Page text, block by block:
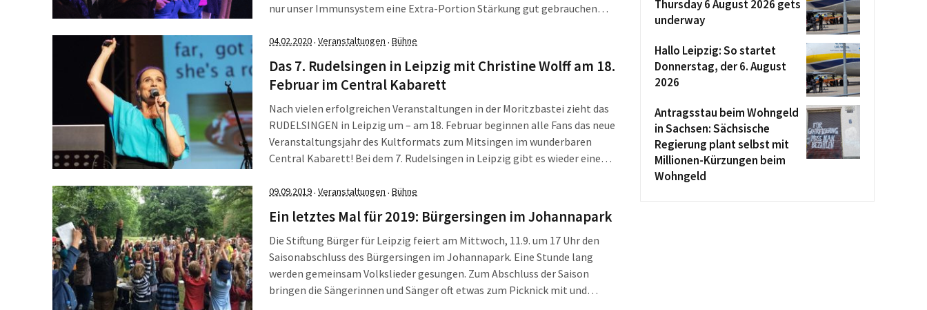
nur unser Immunsystem eine Extra-Portion Stärkung gut gebrauchen
Antriebskraft und Motivation im Alltag.
04.02.2020· Veranstaltungen · Bühne
Das 7. Rudelsingen in Leipzig mit Christine Wolff am 18.
Februar im Central Kabarett
Nach vielen erfolgreichen Veranstaltungen in der Moritzbastei zieht das
RUDELSINGEN in Leipzig um – am 18. Februar beginnen alle Fans das neue
Veranstaltungsjahr des Kultformats zum Mitsingen im wunderbaren
Central Kabarett! Bei dem 7. Rudelsingen in Leipzig gibt es wieder eine
alle Rudelsängerinnen und Rudelsänger ganz herzlich eingeladen.
09.09.2019· Veranstaltungen · Bühne
Ein letztes Mal für 2019: Bürgersingen im Johannapark
Die Stiftung Bürger für Leipzig feiert am Mittwoch, 11.9. um 17 Uhr den
Saisonabschluss des Bürgersingen im Johannapark. Eine Stunde lang
werden gemeinsam Volkslieder gesungen. Zum Abschluss der Saison
bringen die Sängerinnen und Sänger oft etwas zum Picknick mit und
Thursday 6 August 2026 gets
underway
Hallo Leipzig: So startet
Donnerstag, der 6. August
2026
Antragsstau beim Wohngeld
in Sachsen: Sächsische
Regierung plant selbst mit
Millionen-Kürzungen beim
Wohngeld